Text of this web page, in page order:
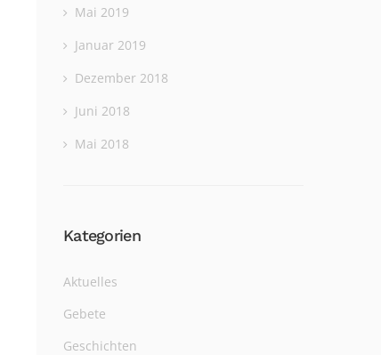
Mai 2019
Januar 2019
Dezember 2018
Juni 2018
Mai 2018
Kategorien
Aktuelles
Gebete
Geschichten